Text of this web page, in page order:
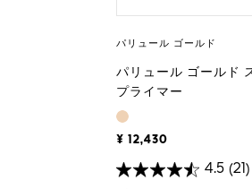
パリュール ゴールド
パリュール ゴールド
プライマー
¥ 12,430
4.5 (21)